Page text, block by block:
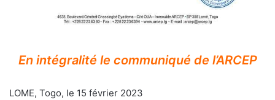
En intégralité le communiqué de l’ARCEP
LOME, Togo, le 15 février 2023